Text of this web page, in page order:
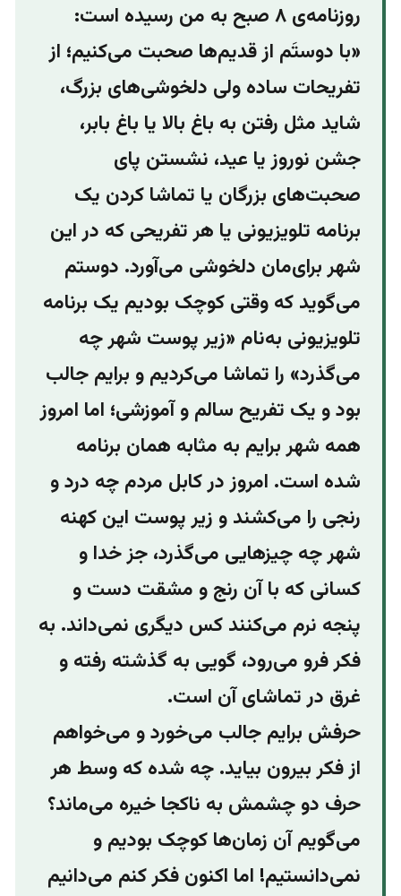
روزنامه‌ی ۸ صبح به من رسیده است:
«با دوستَم از قدیم‌ها صحبت می‌کنیم؛ از
تفریحات ساده ولی دلخوشی‌های بزرگ،
شاید مثل رفتن به باغ بالا یا باغ بابر،
جشن نوروز یا عید، نشستن پای
صحبت‌های بزرگان یا تماشا کردن یک
برنامه‌ تلویزیونی یا هر تفریحی که در این
شهر برای‌مان دلخوشی می‌آورد. دوستم
می‌گوید که وقتی کوچک بودیم یک برنامه
تلویزیونی به‌نام «زیر پوست شهر چه
می‌گذرد» را تماشا می‌کردیم و برایم جالب
بود و یک تفریح سالم و آموزشی؛ اما امروز
همه‌ شهر برایم به مثابه‌ همان برنامه
شده است. امروز در کابل مردم چه درد و
رنجی را می‌کشند و زیر پوست این کهنه
شهر چه چیزهایی می‌گذرد، جز خدا و
کسانی که با آن رنج و مشقت دست و
پنجه نرم می‌کنند کس دیگری نمی‌داند. به
فکر فرو می‌رود، گویی به گذشته رفته و
غرق در تماشای آن است.
حرفش برایم جالب می‌خورد و می‌خواهم
از فکر بیرون بیاید. چه شده که وسط هر
حرف دو‌ چشمش به ناکجا خیره می‌ماند؟
می‌گویم آن زمان‌ها کوچک بودیم و
نمی‌دانستیم! اما اکنون فکر کنم می‌دانیم